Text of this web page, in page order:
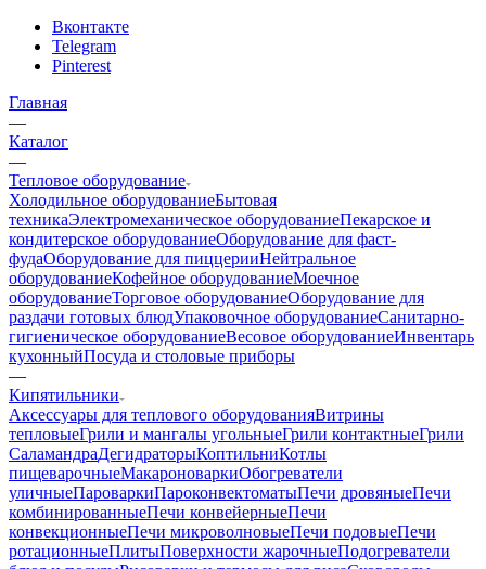
Вконтакте
Telegram
Pinterest
Главная
—
Каталог
—
Тепловое оборудование
Холодильное оборудованиеБытовая
техникаЭлектромеханическое оборудованиеПекарское и
кондитерское оборудованиеОборудование для фаст-
фудаОборудование для пиццерииНейтральное
оборудованиеКофейное оборудованиеМоечное
оборудованиеТорговое оборудованиеОборудование для
раздачи готовых блюдУпаковочное оборудованиеСанитарно-
гигиеническое оборудованиеВесовое оборудованиеИнвентарь
кухонныйПосуда и столовые приборы
—
Кипятильники
Аксессуары для теплового оборудованияВитрины
тепловыеГрили и мангалы угольныеГрили контактныеГрили
СаламандраДегидраторыКоптильниКотлы
пищеварочныеМакароноваркиОбогреватели
уличныеПароваркиПароконвектоматыПечи дровяныеПечи
комбинированныеПечи конвейерныеПечи
конвекционныеПечи микроволновыеПечи подовыеПечи
ротационныеПлитыПоверхности жарочныеПодогреватели